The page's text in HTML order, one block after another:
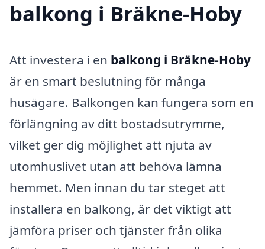
balkong i Bräkne-Hoby
Att investera i en balkong i Bräkne-Hoby
är en smart beslutning för många
husägare. Balkongen kan fungera som en
förlängning av ditt bostadsutrymme,
vilket ger dig möjlighet att njuta av
utomhuslivet utan att behöva lämna
hemmet. Men innan du tar steget att
installera en balkong, är det viktigt att
jämföra priser och tjänster från olika